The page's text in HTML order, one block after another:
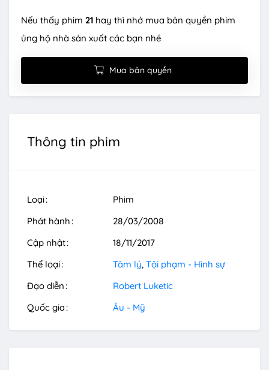
Nếu thấy phim 21 hay thì nhớ mua bản quyền phim
ủng hộ nhà sản xuất các bạn nhé
Mua bản quyền
Thông tin phim
Loại
Phim
Phát hành
28/03/2008
Cập nhật
18/11/2017
Thể loại
Tâm lý Tội phạm - Hình sự
Đạo diễn
Robert Luketic
Quốc gia
Âu - Mỹ